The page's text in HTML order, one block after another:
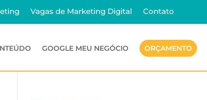
Vagas de Marketing Digital Contato
GOOGLE MEU NEGÓCIO ORÇAMENTO